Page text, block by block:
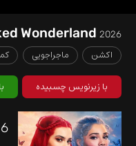
Wonderland2026
اکشن ماجراجویی
با زیرنویس چسبیده
6